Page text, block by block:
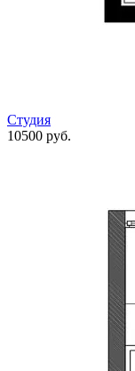
Студия
10500 руб.